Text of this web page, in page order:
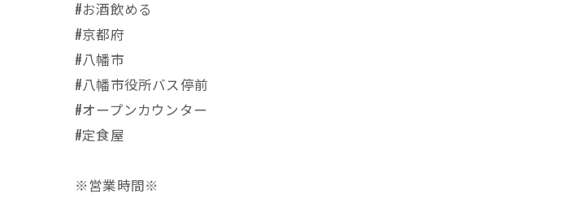
#お酒飲める
#京都府
#八幡市
#八幡市役所バス停前
#オープンカウンター
#定食屋
※営業時間※